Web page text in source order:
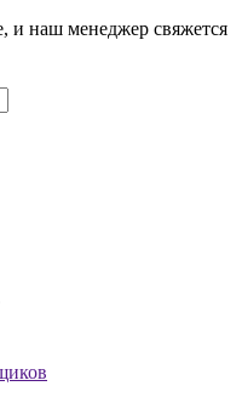
и наш менеджер свяжется